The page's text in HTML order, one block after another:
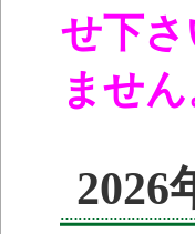
せ下
ません